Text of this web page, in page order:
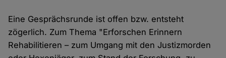
Eine Gesprächsrunde ist offen bzw. entsteht
zögerlich. Zum Thema "Erforschen Erinnern
Rehabilitieren – zum Umgang mit den Justizmorden